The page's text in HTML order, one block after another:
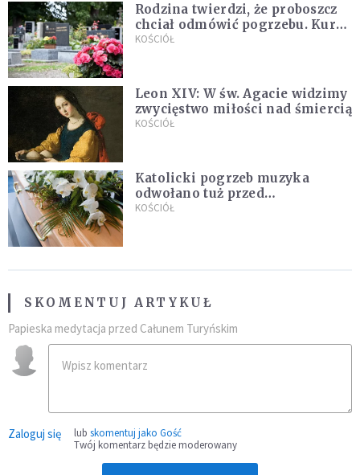
Rodzina twierdzi, że proboszcz
chciał odmówić pogrzebu. Kuria
zapowiada wyjaśnienia
KOŚCIÓŁ
Leon XIV: W św. Agacie widzimy
zwycięstwo miłości nad śmiercią
KOŚCIÓŁ
Katolicki pogrzeb muzyka
odwołano tuż przed
uroczystością. Powodem była
KOŚCIÓŁ
SKOMENTUJ ARTYKUŁ
Papieska medytacja przed Całunem Turyńskim
Zaloguj się lub skomentuj jako Gość
Twój komentarz będzie moderowany